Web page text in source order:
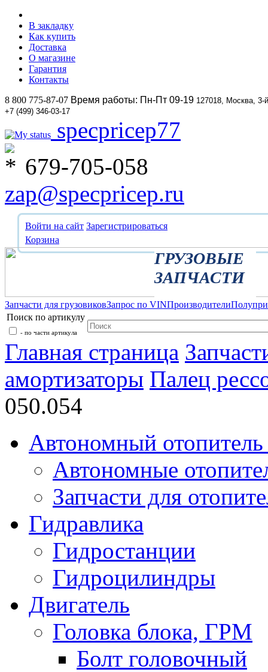
В закладку
Как купить
Доставка
О магазине
Гарантия
Контакты
8 800 775-87-07 Время работы: Пн-Пт 09-19 127018, Москва,
+7 (499) 346-03-17
specpricep77
679-705-058
zap@specpricep.ru
Войти на сайт Зарегистрироваться
Корзина
ГРУЗОВЫЕ
ЗАПЧАСТИ
Запчасти для грузовиковЗапрос по VINПроизводители
Поиск по артикулу
- по части артикула
Главная страница
амортизаторы Палец
050.054
Автономный отопитель
Автономные
Запчасти для
Гидравлика
Гидростанции
Гидроцилиндры
Двигатель
Головка блока, ГРМ
Болт головочный